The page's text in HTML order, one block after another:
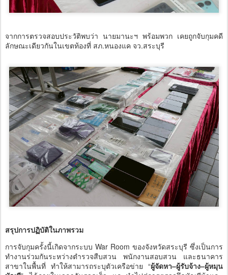
จากการตรวจสอบประวัติพบว่า นายมานะฯ พร้อมพวก เคยถูกจับกุมคดี
ลักษณะเดียวกันในเขตท้องที่ สภ.หนองแค จว.สระบุรี
สรุปการปฏิบัติในภาพรวม
การจับกุมครั้งนี้เกิดจากระบบ War Room ของจังหวัดสระบุรี ซึ่งเป็นการ
ทำงานร่วมกันระหว่างตำรวจสืบสวน พนักงานสอบสวน และธนาคาร
สาขาในพื้นที่ ทำให้สามารถระบุตัวเครือข่าย “ผู้จัดหา–ผู้รับจ้าง–ผู้หมุน